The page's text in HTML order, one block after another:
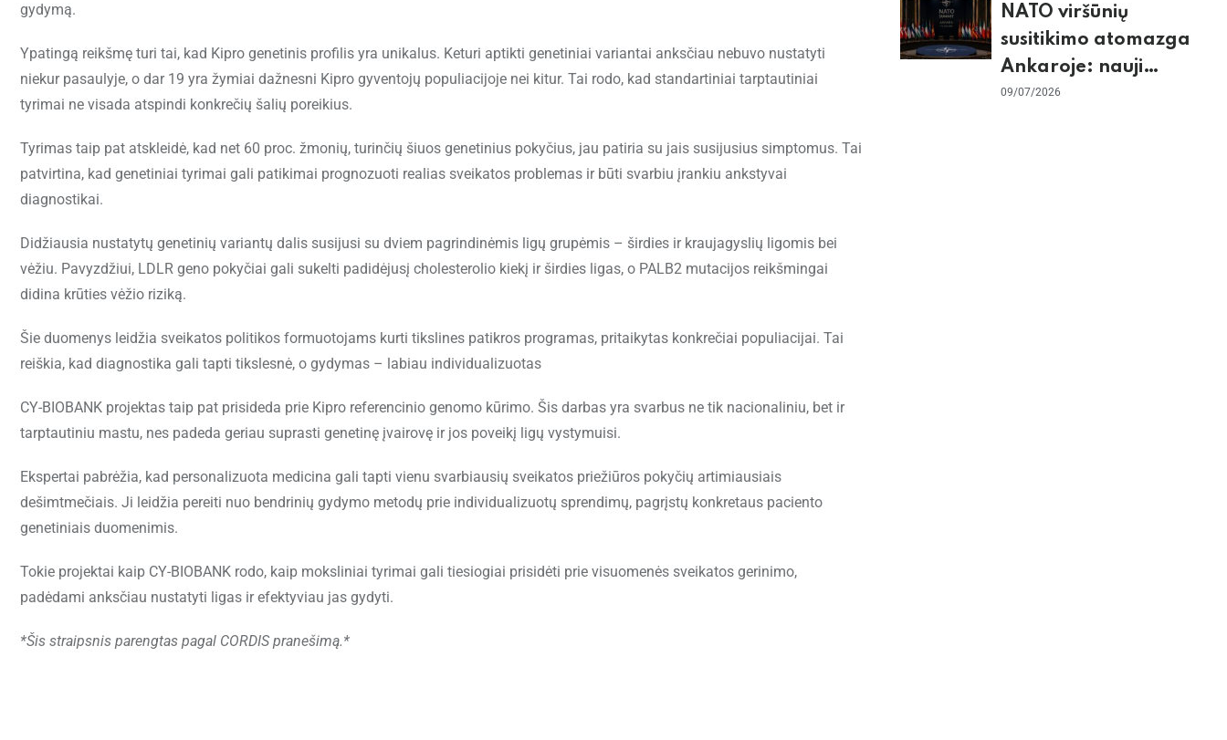
gydymą.
Ypatingą reikšmę turi tai, kad Kipro genetinis profilis yra unikalus. Keturi aptikti genetiniai variantai anksčiau nebuvo nustatyti
niekur pasaulyje, o dar 19 yra žymiai dažnesni Kipro gyventojų populiacijoje nei kitur. Tai rodo, kad standartiniai tarptautiniai
tyrimai ne visada atspindi konkrečių šalių poreikius.
Tyrimas taip pat atskleidė, kad net 60 proc. žmonių, turinčių šiuos genetinius pokyčius, jau patiria su jais susijusius simptomus. Tai
patvirtina, kad genetiniai tyrimai gali patikimai prognozuoti realias sveikatos problemas ir būti svarbiu įrankiu ankstyvai
diagnostikai.
Didžiausia nustatytų genetinių variantų dalis susijusi su dviem pagrindinėmis ligų grupėmis – širdies ir kraujagyslių ligomis bei
vėžiu. Pavyzdžiui, LDLR geno pokyčiai gali sukelti padidėjusį cholesterolio kiekį ir širdies ligas, o PALB2 mutacijos reikšmingai
didina krūties vėžio riziką.
Šie duomenys leidžia sveikatos politikos formuotojams kurti tikslines patikros programas, pritaikytas konkrečiai populiacijai. Tai
reiškia, kad diagnostika gali tapti tikslesnė, o gydymas – labiau individualizuotas
CY-BIOBANK projektas taip pat prisideda prie Kipro referencinio genomo kūrimo. Šis darbas yra svarbus ne tik nacionaliniu, bet ir
tarptautiniu mastu, nes padeda geriau suprasti genetinę įvairovę ir jos poveikį ligų vystymuisi.
Ekspertai pabrėžia, kad personalizuota medicina gali tapti vienu svarbiausių sveikatos priežiūros pokyčių artimiausiais
dešimtmečiais. Ji leidžia pereiti nuo bendrinių gydymo metodų prie individualizuotų sprendimų, pagrįstų konkretaus paciento
genetiniais duomenimis.
Tokie projektai kaip CY-BIOBANK rodo, kaip moksliniai tyrimai gali tiesiogiai prisidėti prie visuomenės sveikatos gerinimo,
padėdami anksčiau nustatyti ligas ir efektyviau jas gydyti.
*Šis straipsnis parengtas pagal CORDIS pranešimą.*
taikinių Irane
NATO viršūnių
susitikimo atomazga
Ankaroje: nauji
įsipareigojimai
09/07/2026